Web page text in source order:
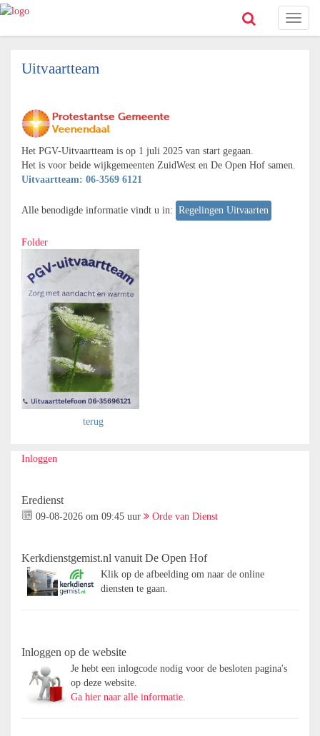
Toggle
Uitvaartteam
Het PGV-Uitvaartteam is op 1 juli 2025 van start gegaan.
Het is voor beide wijkgemeenten ZuidWest en De Open Hof samen.
Uitvaartteam: 06-3569 6121
Alle benodigde informatie vindt u in: Regelingen Uitvaarten
Folder
terug
Inloggen
Eredienst
09-08-2026 om 09:45 uur Orde van Dienst
Kerkdienstgemist.nl vanuit De Open Hof
Klik op de afbeelding om naar de online
diensten te gaan.
Inloggen op de website
Je hebt een inlogcode nodig voor de besloten pagina's
op deze website.
Ga hier naar alle informatie.